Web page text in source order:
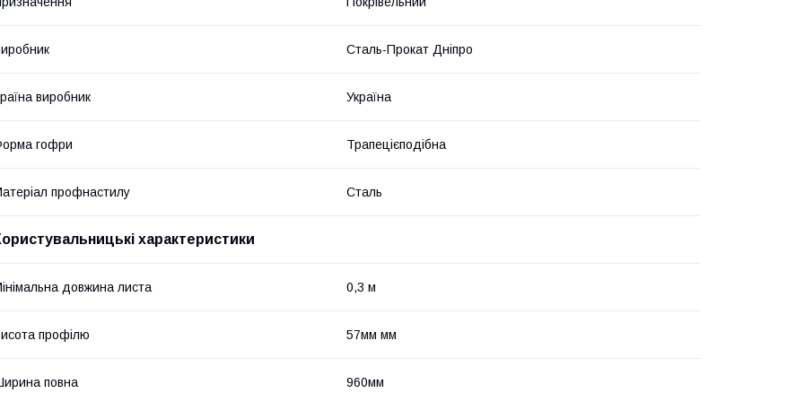
Сталь-Прокат Дніпро
виробник Україна
гофри Трапецієподібна
профнастилу Сталь
характеристики
довжина листа 0,3 м
профілю 57мм мм
повна 960мм